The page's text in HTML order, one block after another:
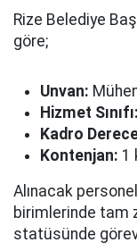
Rize Belediye
göre;
Unvan:
Hizmet Sınıfı:
Kadro
Kontenjan: 1
Alınacak
birimlerinde tam
statüsünde